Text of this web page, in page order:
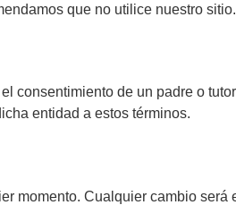
que no utilice nuestro sitio.
consentimiento de un padre o
entidad a estos términos.
momento. Cualquier cambio será